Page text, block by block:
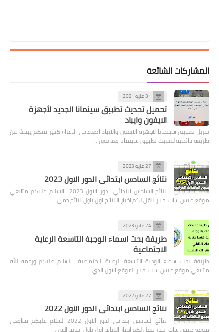
المشاركات الشائعة
31 مايو 2021
تحميل تحديث تطبيق سينمانا الجديد لأجهزة
الايفون وايباد
تنزيل تطبيق سينمانا لاجهزة الايفون والايباد اصدقائي الاعزاء كثير منكم يبحث عن
طريقة دائميه لتثبيت تطبيق سينمانا بعد توق…
27 مايو 2023
نتائج السادس ابتدائي الدور الاول 2023
نتائج السادس ابتدائي الدور الاول 2023 السلام عليكم متابعي
موقع ميس سات اخبار ننقل لكم اخبار النتائج اول باول نتائج جمي…
24 مايو 2023
طريقة بحث اسماء الوجبة التاسعة الرعاية
الاجتماعية
طريقة بحث اسماء الوجبة التاسعة الرعاية الاجتماعية السلام عليكم ورحمه الله
متابعي موقع ميس سات اخبار الموقع الاول الذي …
27 مايو 2022
نتائج السادس ابتدائي الدور الاول 2022
نتائج السادس ابتدائي الدور الاول 2022 السلام عليكم متابعي
موقع ميس سات اخبار ننقل لكم اخبار النتائج اول باول نتائج الس…